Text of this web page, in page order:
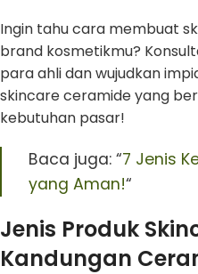
Ingin tahu cara membuat
brand kosmetikmu?
para ahli dan wujudkan
skincare ceramide yang
kebutuhan pasar!
Baca juga: “7 Jenis
yang Aman!“
Jenis Produk
Kandungan